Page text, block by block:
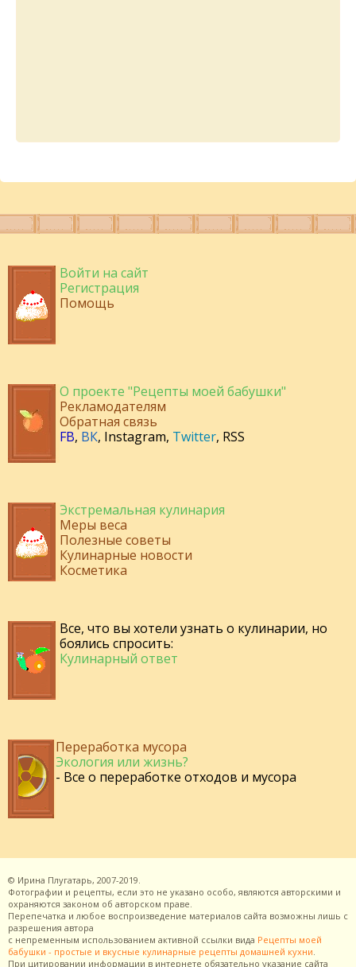
Войти на сайт
Регистрация
Помощь
О проекте "Рецепты моей бабушки"
Рекламодателям
Обратная связь
FB, ВК, Instagram, Twitter, RSS
Экстремальная кулинария
Меры веса
Полезные советы
Кулинарные новости
Косметика
Все, что вы хотели узнать о кулинарии, но
боялись спросить:
Кулинарный ответ
Переработка мусора
Экология или жизнь?
- Все о переработке отходов и мусора
© Ирина Плугатарь, 2007-2019.
Фотографии и рецепты, если это не указано особо, являются авторскими и
охраняются законом об авторском праве.
Перепечатка и любое воспроизведение материалов сайта возможны лишь с
разрешения автора
с непременным использованием активной ссылки вида Рецепты моей
бабушки - простые и вкусные кулинарные рецепты домашней кухни.
При цитировании информации в интернете обязательно указание сайта